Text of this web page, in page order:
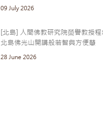
09 July 2026
[北島] 人間佛教研究院榮譽教授程
北島佛光山開講般若智與方便慧
28 June 2026